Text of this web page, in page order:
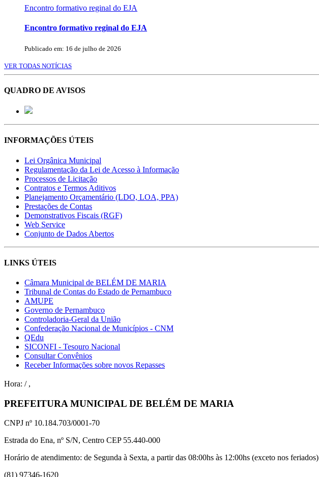
Encontro formativo reginal do EJA
Encontro formativo reginal do EJA
Publicado em: 16 de julho de 2026
VER TODAS NOTÍCIAS
QUADRO DE AVISOS
INFORMAÇÕES ÚTEIS
Lei Orgânica Municipal
Regulamentação da Lei de Acesso à Informação
Processos de Licitação
Contratos e Termos Aditivos
Planejamento Orçamentário (LDO, LOA, PPA)
Prestações de Contas
Demonstrativos Fiscais (RGF)
Web Service
Conjunto de Dados Abertos
LINKS ÚTEIS
Câmara Municipal de BELÉM DE MARIA
Tribunal de Contas do Estado de Pernambuco
AMUPE
Governo de Pernambuco
Controladoria-Geral da União
Confederação Nacional de Municípios - CNM
QEdu
SICONFI - Tesouro Nacional
Consultar Convênios
Receber Informações sobre novos Repasses
Hora: / ,
PREFEITURA MUNICIPAL DE BELÉM DE MARIA
CNPJ nº 10.184.703/0001-70
Estrada do Ena, nº S/N, Centro CEP 55.440-000
Horário de atendimento: de Segunda à Sexta, a partir das 08:00hs às 12:00hs (exceto nos feriados)
(81) 97346-1620